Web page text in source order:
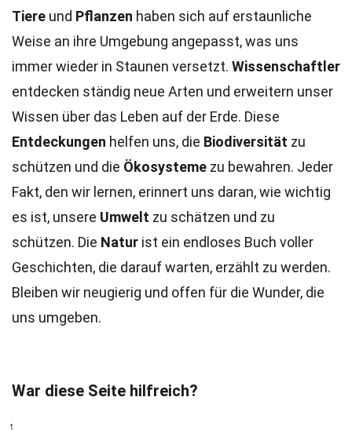
Tiere und Pflanzen haben sich auf erstaunliche
Weise an ihre Umgebung angepasst, was uns
immer wieder in Staunen versetzt. Wissenschaftler
entdecken ständig neue Arten und erweitern unser
Wissen über das Leben auf der Erde. Diese
Entdeckungen helfen uns, die Biodiversität zu
schützen und die Ökosysteme zu bewahren. Jeder
Fakt, den wir lernen, erinnert uns daran, wie wichtig
es ist, unsere Umwelt zu schätzen und zu
schützen. Die Natur ist ein endloses Buch voller
Geschichten, die darauf warten, erzählt zu werden.
Bleiben wir neugierig und offen für die Wunder, die
uns umgeben.
War diese Seite hilfreich?